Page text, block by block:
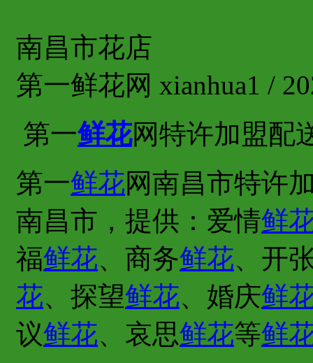
南昌市花店
第一鲜花网 xianhua1 /
第一鲜花网特许加盟
第一鲜花网南昌市特许
南昌市，提供：爱情鲜
福鲜花、商务鲜花、开
花、探望鲜花、婚庆鲜
议鲜花、哀思鲜花等鲜